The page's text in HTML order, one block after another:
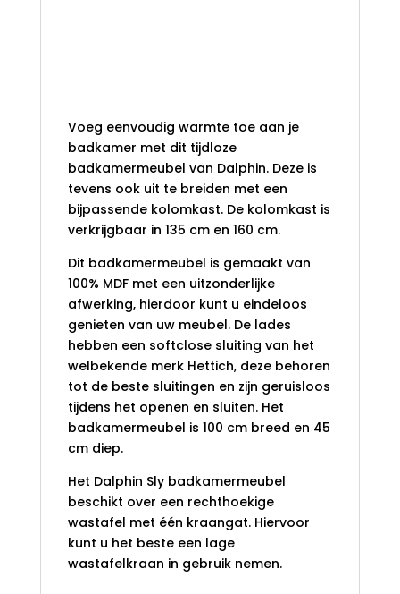
Voeg eenvoudig warmte toe aan je
badkamer met dit tijdloze
badkamermeubel van Dalphin. Deze is
tevens ook uit te breiden met een
bijpassende kolomkast. De kolomkast is
verkrijgbaar in 135 cm en 160 cm.
Dit badkamermeubel is gemaakt van
100% MDF met een uitzonderlijke
afwerking, hierdoor kunt u eindeloos
genieten van uw meubel. De lades
hebben een softclose sluiting van het
welbekende merk Hettich, deze behoren
tot de beste sluitingen en zijn geruisloos
tijdens het openen en sluiten. Het
badkamermeubel is 100 cm breed en 45
cm diep.
Het Dalphin Sly badkamermeubel
beschikt over een rechthoekige
wastafel met één kraangat. Hiervoor
kunt u het beste een lage
wastafelkraan in gebruik nemen.